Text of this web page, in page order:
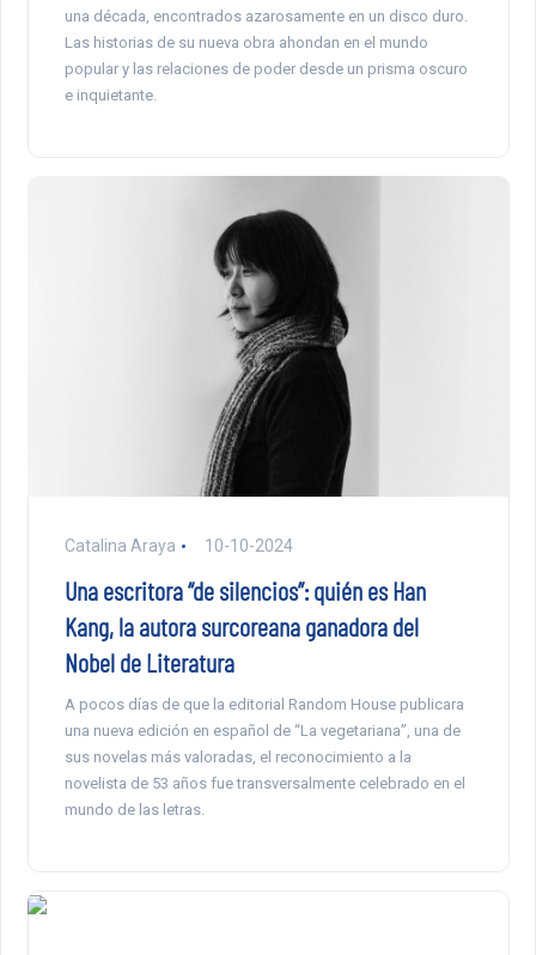
una década, encontrados azarosamente en un disco duro.
Las historias de su nueva obra ahondan en el mundo
popular y las relaciones de poder desde un prisma oscuro
e inquietante.
Catalina Araya 10-10-2024
Una escritora “de silencios”: quién es Han
Kang, la autora surcoreana ganadora del
Nobel de Literatura
A pocos días de que la editorial Random House publicara
una nueva edición en español de “La vegetariana”, una de
sus novelas más valoradas, el reconocimiento a la
novelista de 53 años fue transversalmente celebrado en el
mundo de las letras.